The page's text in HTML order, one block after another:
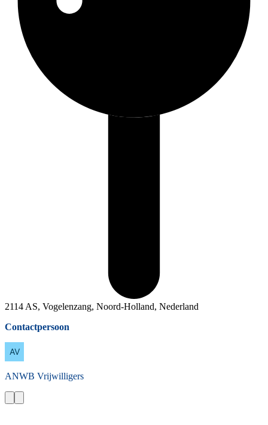
2114 AS, Vogelenzang, Noord-Holland, Nederland
Contactpersoon
ANWB Vrijwilligers